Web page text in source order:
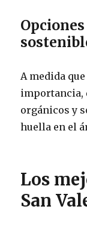
A medida
importancia,
orgánicos y
huella en el
Los
San